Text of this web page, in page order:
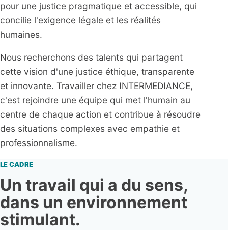
pour une justice pragmatique et accessible, qui
concilie l'exigence légale et les réalités
humaines.
Nous recherchons des talents qui partagent
cette vision d'une justice éthique, transparente
et innovante. Travailler chez INTERMEDIANCE,
c'est rejoindre une équipe qui met l'humain au
centre de chaque action et contribue à résoudre
des situations complexes avec empathie et
professionnalisme.
LE CADRE
Un travail qui a du sens,
dans un environnement
stimulant.